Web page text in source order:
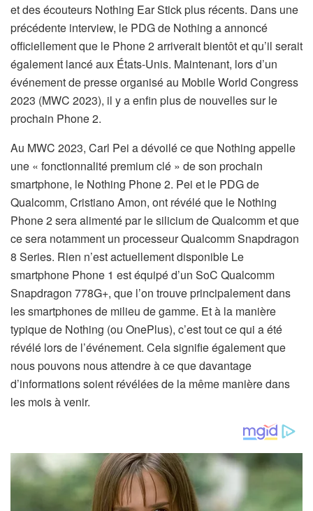
et des écouteurs Nothing Ear Stick plus récents. Dans une
précédente interview, le PDG de Nothing a annoncé
officiellement que le Phone 2 arriverait bientôt et qu’il serait
également lancé aux États-Unis. Maintenant, lors d’un
événement de presse organisé au Mobile World Congress
2023 (MWC 2023), il y a enfin plus de nouvelles sur le
prochain Phone 2.
Au MWC 2023, Carl Pei a dévoilé ce que Nothing appelle
une « fonctionnalité premium clé » de son prochain
smartphone, le Nothing Phone 2. Pei et le PDG de
Qualcomm, Cristiano Amon, ont révélé que le Nothing
Phone 2 sera alimenté par le silicium de Qualcomm et que
ce sera notamment un processeur Qualcomm Snapdragon
8 Series. Rien n’est actuellement disponible Le
smartphone Phone 1 est équipé d’un SoC Qualcomm
Snapdragon 778G+, que l’on trouve principalement dans
les smartphones de milieu de gamme. Et à la manière
typique de Nothing (ou OnePlus), c’est tout ce qui a été
révélé lors de l’événement. Cela signifie également que
nous pouvons nous attendre à ce que davantage
d’informations soient révélées de la même manière dans
les mois à venir.